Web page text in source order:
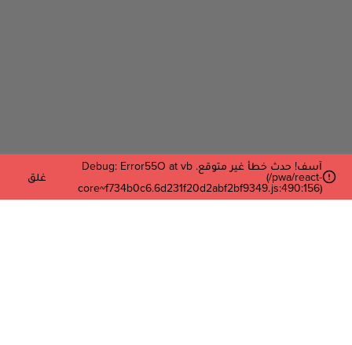
آسف! حدث خطأ غير متوقع. Debug: Error55O at vb
(/pwa/react-
core~f734b0c6.6d231f20d2abf2bf9349.js:490:156)
غلق